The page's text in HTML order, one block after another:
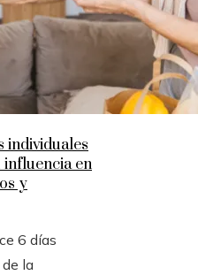
individuales
influencia en
y
6 días
la